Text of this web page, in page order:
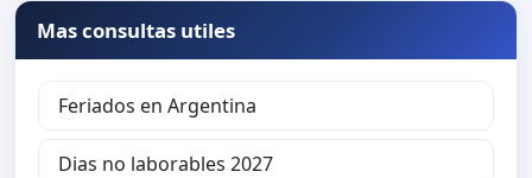
Mas consultas utiles
Feriados en Argentina
Dias no laborables 2027